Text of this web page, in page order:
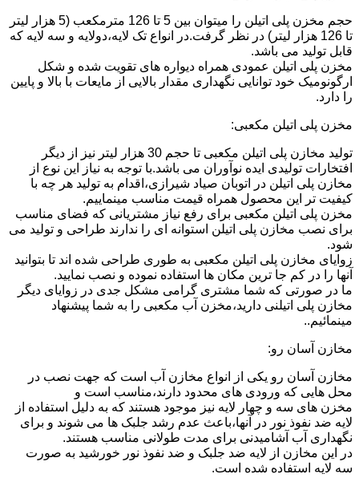
حجم مخزن پلی اتیلن را میتوان بین 5 تا 126 مترمکعب (5 هزار لیتر
تا 126 هزار لیتر) در نظر گرفت.در انواع تک لایه،دولایه و سه لایه که
قابل تولید می باشد.
مخزن پلی اتیلن عمودی همراه دیواره های تقویت شده و شکل
ارگونومیک خود توانایی نگهداری مقدار بالایی از مایعات با بالا و پایین
را دارد.
مخزن پلی اتیلن مکعبی:
تولید مخازن پلی اتیلن مکعبی تا حجم 30 هزار لیتر نیز از دیگر
افتخارات تولیدی ایده نوآوران می باشد.با توجه به نیاز این نوع از
مخازن پلی اتیلن در اتوبان صیاد شیرازی،اقدام به تولید هر چه با
کیفیت تر این محصول همراه قیمت مناسب مینماییم.
مخزن پلی اتیلن مکعبی برای رفع نیاز مشتریانی که فضای مناسب
برای نصب مخازن پلی اتیلن استوانه ای را ندارند طراحی و تولید می
شود.
زوایای مخازن پلی اتیلن مکعبی به طوری طراحی شده اند تا بتوانید
آنها را در کم جا ترین مکان ها استفاده نموده و نصب نمایید.
ما در صورتی که شما مشتری گرامی مشکل جدی در زوایای دیگر
مخازن پلی اتیلنی دارید،مخزن آب مکعبی را به شما پیشنهاد
مینمائیم..
مخازن آسان رو:
مخازن آسان رو یکی از انواع مخازن آب است که جهت نصب در
محل هایی که ورودی های محدود دارند،مناسب است و
مخزن های سه و چهار لایه نیز موجود هستند که به دلیل استفاده از
لایه ضد نفوذ نور در آنها،باعث عدم رشد جلبک ها می شوند و برای
نگهداری آب آشامیدنی برای مدت طولانی مناسب هستند.
در این مخازن از لایه ضد جلبک و ضد نفوذ نور خورشید به صورت
سه لایه استفاده شده است.